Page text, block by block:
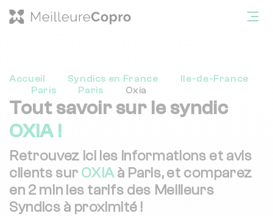
Accueil Syndics en France
Ile-de-France
Paris
Paris Oxia
Tout savoir sur le syndic
OXIA !
Retrouvez ici les informations et avis
clients sur OXIAà Paris, et comparez
en 2 min les tarifs des Meilleurs
Syndics à proximité !